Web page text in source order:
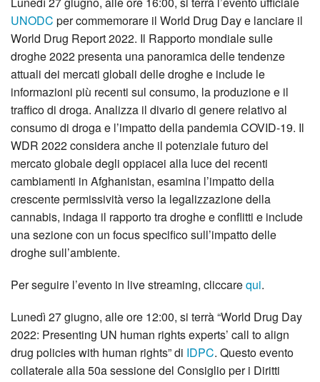
UNODC per commemorare il World Drug Day e lanciare il
World Drug Report 2022. Il Rapporto mondiale sulle
droghe 2022 presenta una panoramica delle tendenze
attuali dei mercati globali delle droghe e include le
informazioni più recenti sul consumo, la produzione e il
traffico di droga. Analizza il divario di genere relativo al
consumo di droga e l’impatto della pandemia COVID-19. Il
WDR 2022 considera anche il potenziale futuro del
mercato globale degli oppiacei alla luce dei recenti
cambiamenti in Afghanistan, esamina l’impatto della
crescente permissività verso la legalizzazione della
cannabis, indaga il rapporto tra droghe e conflitti e include
una sezione con un focus specifico sull’impatto delle
droghe sull’ambiente.
Per seguire l’evento in live streaming, cliccarequi.
Lunedì 27 giugno, alle ore 12:00, si terrà “World Drug Day
2022: Presenting UN human rights experts’ call to align
drug policies with human rights” di IDPC. Questo evento
collaterale alla 50a sessione del Consiglio per i Diritti